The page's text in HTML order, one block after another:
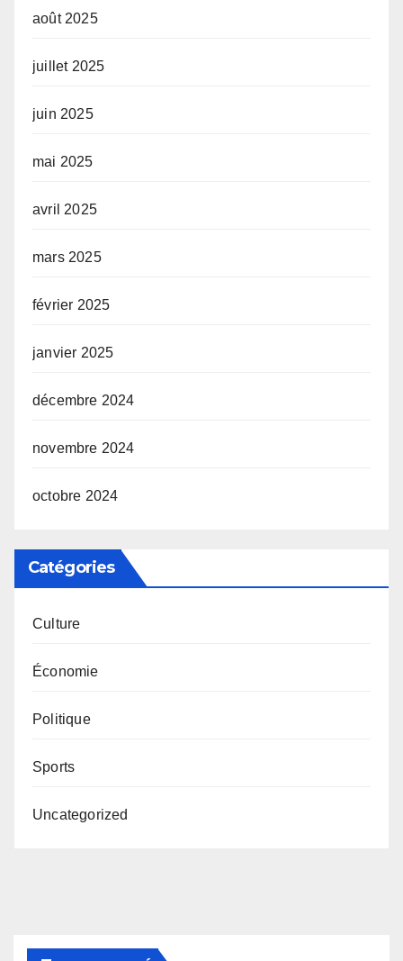
août 2025
juillet 2025
juin 2025
mai 2025
avril 2025
mars 2025
février 2025
janvier 2025
décembre 2024
novembre 2024
octobre 2024
Catégories
Culture
Économie
Politique
Sports
Uncategorized